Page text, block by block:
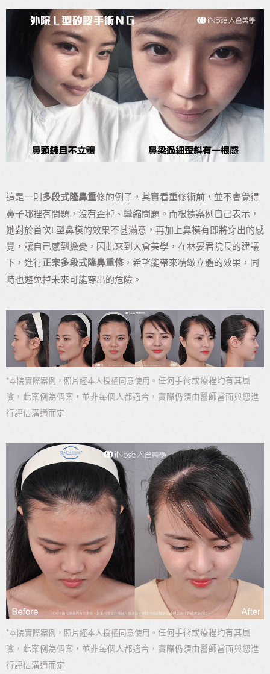
這是一則多段式隆鼻重修的例子，其實看重修術前，並不會覺得
鼻子哪裡有問題，沒有歪掉、攣縮問題。而根據案例自己表示，
她對於首次L型鼻模的效果不甚滿意，再加上鼻模有即將穿出的感
覺，讓自己感到擔憂，因此來到大倉美學，在林晏君院長的建議
下，進行正宗多段式隆鼻重修，希望能帶來精緻立體的效果，同
時也避免掉未來可能穿出的危險。
*本院實際案例，照片經本人授權同意使用。 任何手術或療程均有其風
險，此案例為個案，並非每個人都適合，實際仍須由醫師當面與您進
行評估溝通而定
*本院實際案例，照片經本人授權同意使用。 任何手術或療程均有其風
險，此案例為個案，並非每個人都適合，實際仍須由醫師當面與您進
行評估溝通而定